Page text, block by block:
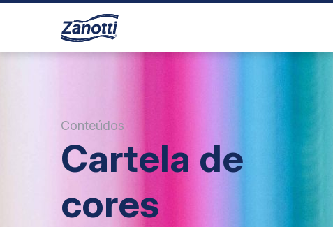
Conteúdos
Cartela de
cores